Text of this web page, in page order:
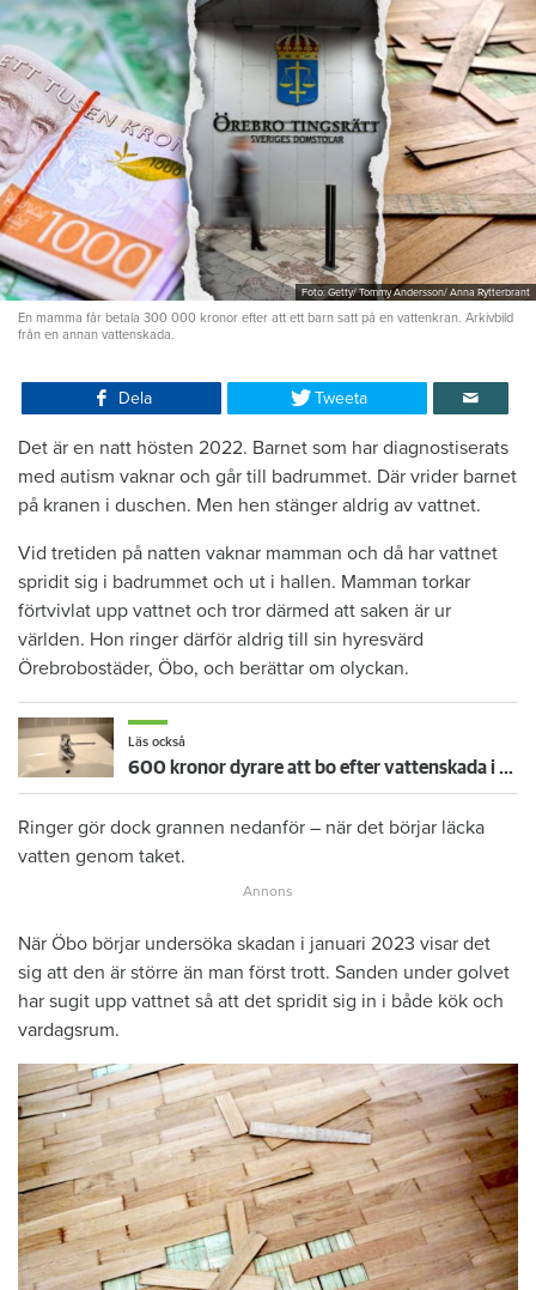
Foto: Getty/ Tommy Andersson/ Anna Rytterbrant
En mamma får betala 300 000 kronor efter att ett barn satt på en vattenkran. Arkivbild
från en annan vattenskada.
Dela Tweeta
Det är en natt hösten 2022. Barnet som har diagnostiserats
med autism vaknar och går till badrummet. Där vrider barnet
på kranen i duschen. Men hen stänger aldrig av vattnet.
Vid tretiden på natten vaknar mamman och då har vattnet
spridit sig i badrummet och ut i hallen. Mamman torkar
förtvivlat upp vattnet och tror därmed att saken är ur
världen. Hon ringer därför aldrig till sin hyresvärd
Örebrobostäder, Öbo, och berättar om olyckan.
Läs också
600 kronor dyrare att bo efter vattenskada i Varberg
Ringer gör dock grannen nedanför – när det börjar läcka
vatten genom taket.
När Öbo börjar undersöka skadan i januari 2023 visar det
sig att den är större än man först trott. Sanden under golvet
har sugit upp vattnet så att det spridit sig in i både kök och
vardagsrum.